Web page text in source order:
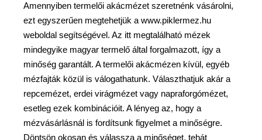
Amennyiben termelői akácmézet szeretnénk vásárolni,
ezt egyszerűen megtehetjük a www.piklermez.hu
weboldal segítségével. Az itt megtalálható mézek
mindegyike magyar termelő által forgalmazott, így a
minőség garantált. A termelői akácmézen kívül, egyéb
mézfajták közül is válogathatunk. Választhatjuk akár a
repcemézet, erdei virágmézet vagy napraforgómézet,
esetleg ezek kombinációit. A lényeg az, hogy a
mézvásárlásnál is fordítsunk figyelmet a minőségre.
Döntsön okosan és válassza a minőséget, tehát